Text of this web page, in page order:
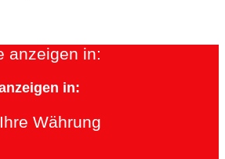
anzeigen in:
in:
Währung